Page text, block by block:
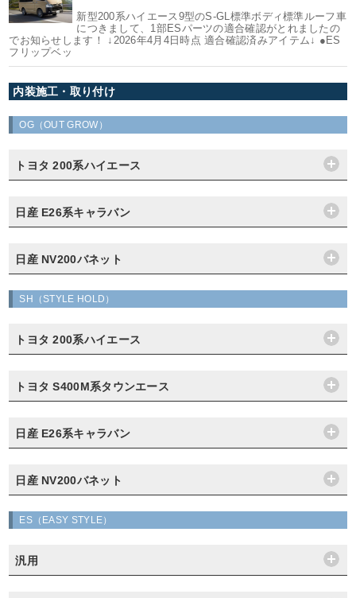
新型200系ハイエース9型のS-GL標準ボディ標準ルーフ車
につきまして、1部ESパーツの適合確認がとれましたの
でお知らせします！ ↓2026年4月4日時点 適合確認済みアイテム↓ ●ES
フリップベッ
内装施工・取り付け
OG（OUT GROW）
トヨタ 200系ハイエース
日産 E26系キャラバン
日産 NV200バネット
SH（STYLE HOLD）
トヨタ 200系ハイエース
トヨタ S400M系タウンエース
日産 E26系キャラバン
日産 NV200バネット
ES（EASY STYLE）
汎用